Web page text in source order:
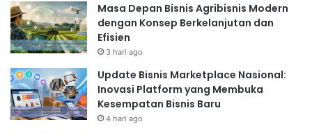
Masa Depan Bisnis Agribisnis Modern
dengan Konsep Berkelanjutan dan
Efisien
3 hari ago
Update Bisnis Marketplace Nasional:
Inovasi Platform yang Membuka
Kesempatan Bisnis Baru
4 hari ago